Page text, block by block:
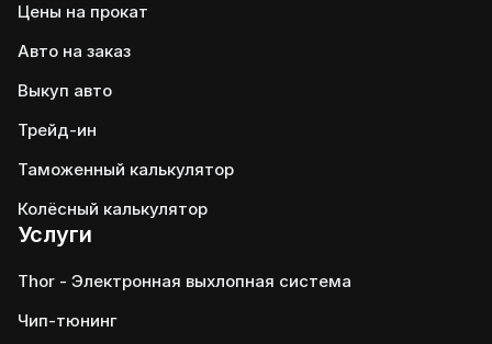
Цены на прокат
Авто на заказ
Выкуп авто
Трейд-ин
Таможенный калькулятор
Колёсный калькулятор
Услуги
Thor - Электронная выхлопная система
Чип-тюнинг